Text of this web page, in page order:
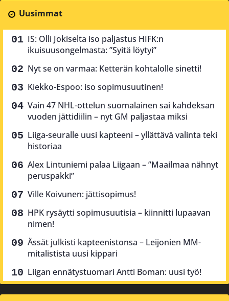
Uusimmat
IS: Olli Jokiselta iso paljastus HIFK:n
ikuisuusongelmasta: ”Syitä löytyi”
Nyt se on varmaa: Ketterän kohtalolle sinetti!
Kiekko-Espoo: iso sopimusuutinen!
Vain 47 NHL-ottelun suomalainen sai kahdeksan
vuoden jättidiilin – nyt GM paljastaa miksi
Liiga-seuralle uusi kapteeni – yllättävä valinta teki
historiaa
Alex Lintuniemi palaa Liigaan – ”Maailmaa nähnyt
peruspakki”
Ville Koivunen: jättisopimus!
HPK rysäytti sopimusuutisia – kiinnitti lupaavan
nimen!
Ässät julkisti kapteenistonsa – Leijonien MM-
mitalistista uusi kippari
Liigan ennätystuomari Antti Boman: uusi työ!